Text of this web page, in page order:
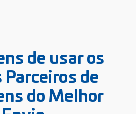
de usar os
Parceiros de
do Melhor